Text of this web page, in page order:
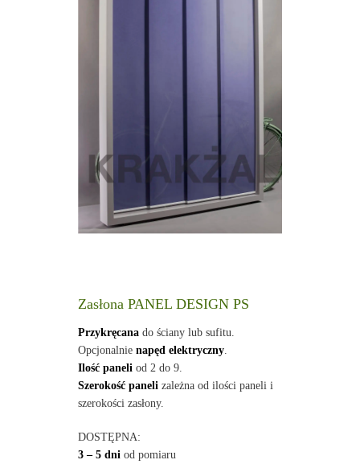
Zasłona PANEL DESIGN PS
Przykręcanado ściany lub sufitu.
Opcjonalnie napęd elektryczny.
Ilość paneliod 2 do 9.
Szerokość panelizależna od ilości paneli i
szerokości zasłony.
DOSTĘPNA:
3 – 5 dniod pomiaru